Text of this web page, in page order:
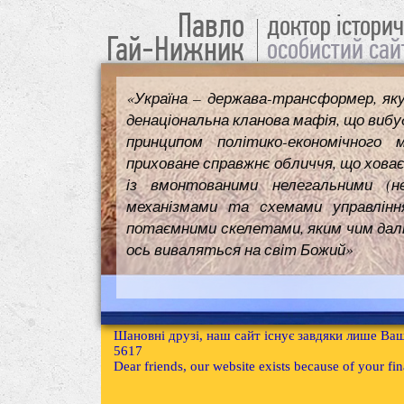
Павло
Гай-Нижник
доктор
особистий
«Україна – держава-трансформер,
денаціональна кланова мафія, що
принципом політико-
приховане справжнє обличчя, що
із вмонтованими нелегальними
механізмами та схемами
потаємними скелетами, яким чим
ось виваляться на світ Божий»
Шановні друзі, наш сайт існує завдяки лише
5617
Dear friends, our website exists because of your